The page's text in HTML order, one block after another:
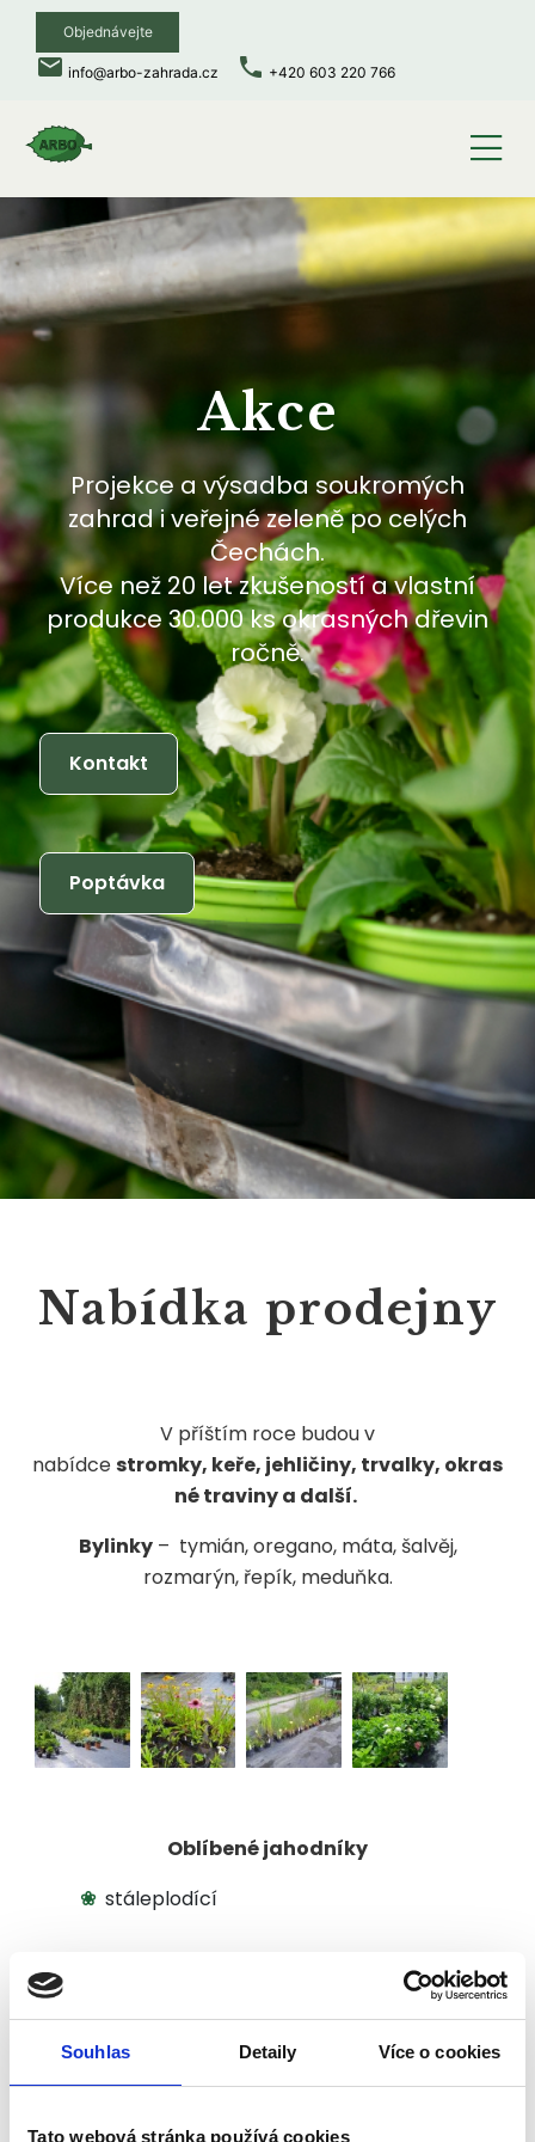
Souhlas Detaily Více o cookies
Tato webová stránka používá cookies
Akce
Projekce a výsadba soukromých
zahrad i veřejné zeleně po celých
Čechách.
Více než 20 let zkušeností a vlastní
produkce 30.000 ks okrasných dřevin
ročně.
Kontakt
Poptávka
Nabídka prodejny
V příštím roce budou v
nabídce stromky, keře, jehličiny, trvalky, okras
né traviny a další.
Bylinky– tymián, oregano, máta, šalvěj,
rozmarýn, řepík, meduňka.
Oblíbené jahodníky
stáleplodící
Objednávejte
local_post_office info@arbo-zahrada.cz phone +420 603 220 766